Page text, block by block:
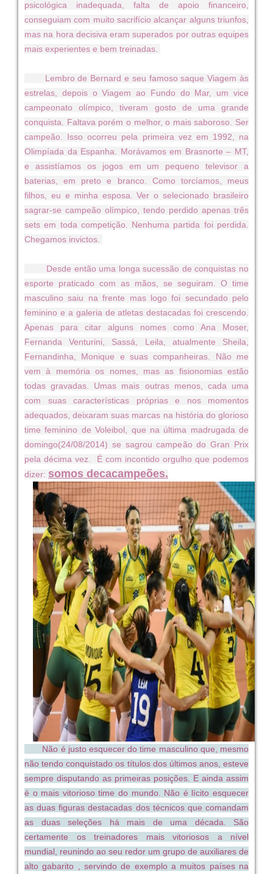
psicológica inadequada, falta de apoio financeiro,
conseguiam com muito sacrifício alcançar alguns triunfos,
mas na hora decisiva eram superados por outras equipes
mais experientes e bem treinadas.
Lembro de Bernard e seu famoso saque Viagem às
estrelas, depois o Viagem ao Fundo do Mar, um vice
campeonato olímpico, tiveram gosto de uma grande
conquista. Faltava porém o melhor, o mais saboroso. Ser
campeão. Isso ocorreu pela primeira vez em 1992, na
Olimpíada da Espanha. Morávamos em Brasnorte – MT,
e assistíamos os jogos em um pequeno televisor a
baterias, em preto e branco. Como torcíamos, meus
filhos, eu e minha esposa. Ver o selecionado brasileiro
sagrar-se campeão olímpico, tendo perdido apenas três
sets em toda competição. Nenhuma partida foi perdida.
Chegamos invictos.
Desde então uma longa sucessão de conquistas no
esporte praticado com as mãos, se seguiram. O time
masculino saiu na frente mas logo foi secundado pelo
feminino e a galeria de atletas destacadas foi crescendo.
Apenas para citar alguns nomes como Ana Moser,
Fernanda Venturini, Sassá, Leila, atualmente Sheila,
Fernandinha, Monique e suas companheiras. Não me
vem à memória os nomes, mas as fisionomias estão
todas gravadas. Umas mais outras menos, cada uma
com suas características próprias e nos momentos
adequados, deixaram suas marcas na história do glorioso
time feminino de Voleibol, que na última madrugada de
domingo(24/08/2014) se sagrou campeão do Gran Prix
pela décima vez. É com incontido orgulho que podemos
dizer: somos decacampeões.
Não é justo esquecer do time masculino que, mesmo
não tendo conquistado os títulos dos últimos anos, esteve
sempre disputando as primeiras posições. E ainda assim
é o mais vitorioso time do mundo. Não é lícito esquecer
as duas figuras destacadas dos técnicos que comandam
as duas seleções há mais de uma década. São
certamente os treinadores mais vitoriosos a nível
mundial, reunindo ao seu redor um grupo de auxiliares de
alto gabarito , servindo de exemplo a muitos países na